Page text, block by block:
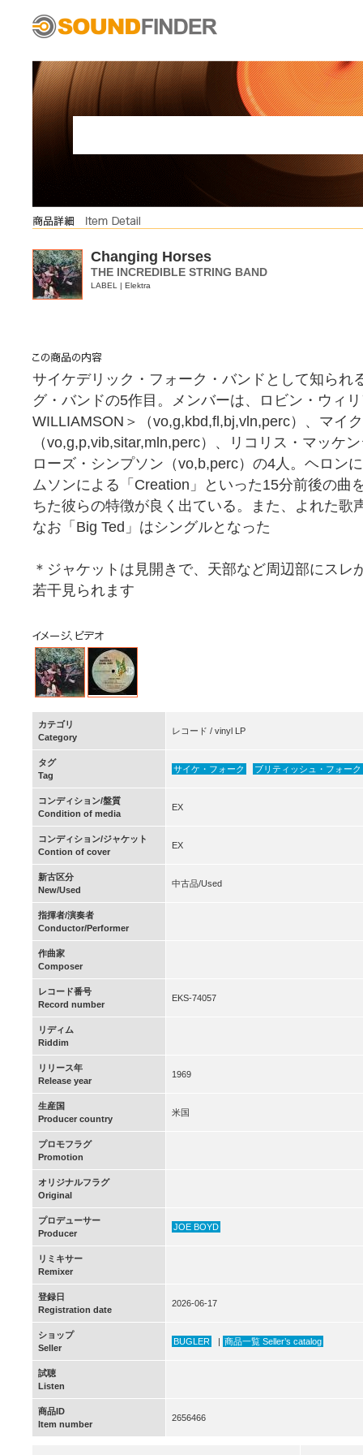
Changing Horses
THE INCREDIBLE STRING BAND
LABEL | Elektra
サイケデリック・フォーク・バンドとして知られ
グ・バンドの5作目。メンバーは、ロビン・ウィ
WILLIAMSON＞（vo,g,kbd,fl,bj,vln,perc）、マイ
（vo,g,p,vib,sitar,mln,perc）、リコリス・マッケ
ローズ・シンプソン（vo,b,perc）の4人。ヘロン
ムソンによる「Creation」といった15分前後の曲
ちた彼らの特徴が良く出ている。また、よれた歌
なお「Big Ted」はシングルとなった
＊ジャケットは見開きで、天部など周辺部にスレ
若干見られます
カテゴリ
Category
レコード / vinyl LP
タグ
Tag
サイケ・フォーク ブリティッシュ・フォーク
コンディション/盤質
Condition of media
EX
コンディション/ジャケット
Contion of cover
EX
新古区分
New/Used
中古品/Used
指揮者/演奏者
Conductor/Performer
作曲家
Composer
レコード番号
Record number
EKS-74057
リディム
Riddim
リリース年
Release year
1969
生産国
Producer country
米国
プロモフラグ
Promotion
オリジナルフラグ
Original
プロデューサー
Producer
JOE BOYD
リミキサー
Remixer
登録日
Registration date
2026-06-17
ショップ
Seller
BUGLER | 商品一覧 Seller’s catalog
試聴
Listen
商品ID
Item number
2656466